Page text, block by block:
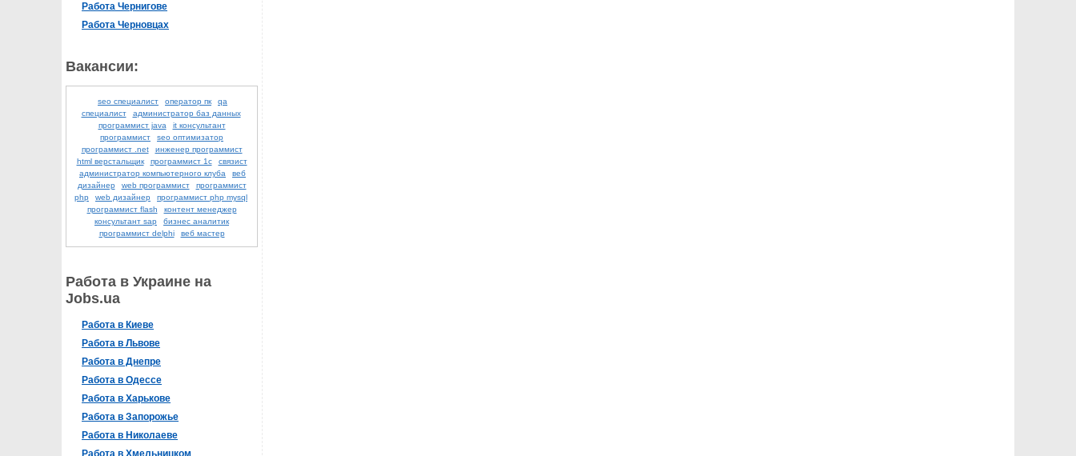
Работа Чернигове
Работа Черновцах
Вакансии:
seo специалист оператор пк
qa
специалист
администратор баз данных
программист java
it консультант
программист
seo оптимизатор
программист .net
инженер программист
html верстальщик
программист 1с
связист
администратор компьютерного клуба
веб
дизайнер
web программист
программист
php
web дизайнер
программист php mysql
программист flash
контент менеджер
консультант sap
бизнес аналитик
программист delphi
веб мастер
Работа в Украине на
Jobs.ua
Работа в Киеве
Работа в Львове
Работа в Днепре
Работа в Одессе
Работа в Харькове
Работа в Запорожье
Работа в Николаеве
Работа в Хмельницком